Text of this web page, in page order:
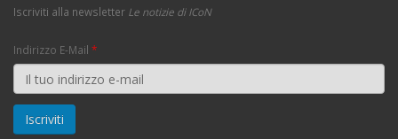
Iscriviti alla newsletter Le notizie di ICoN
Indirizzo E-Mail *